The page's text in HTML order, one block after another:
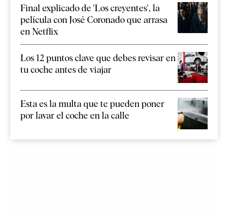
Final explicado de 'Los creyentes', la
película con José Coronado que arrasa
en Netflix
Los 12 puntos clave que debes revisar en
tu coche antes de viajar
Esta es la multa que te pueden poner
por lavar el coche en la calle